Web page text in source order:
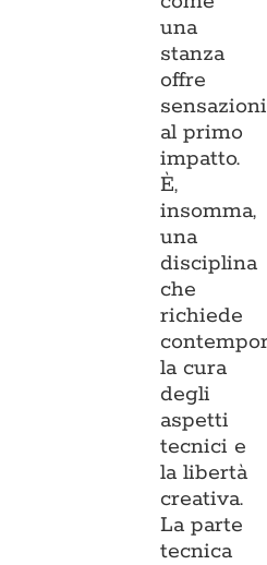
una
stanza
offre
sensazioni
al primo
impatto.
È,
insomma,
una
disciplina
che
richiede
la cura
degli
aspetti
tecnici e
la libertà
creativa.
La parte
tecnica